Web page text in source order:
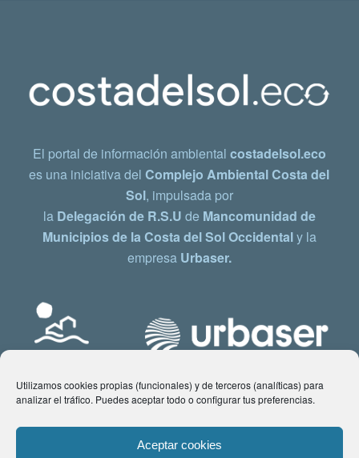
Utilizamos cookies propias (funcionales) y de terceros (analíticas) para
analizar el tráfico. Puedes aceptar todo o configurar tus preferencias.
Aceptar cookies
El portal de información ambiental costadelsol.eco
es una iniciativa delComplejo Ambiental Costa del
Sol, impulsada por
la Delegación de R.S.U de Mancomunidad de
Municipios de la Costa del Sol Occidentaly la
empresa Urbaser.